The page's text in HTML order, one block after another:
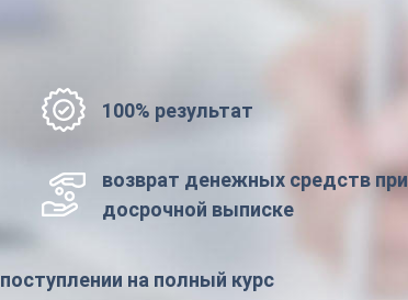
100% результат
возврат денежных средств при
досрочной выписке
на полный курс